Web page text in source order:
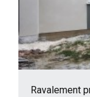
Ravalement